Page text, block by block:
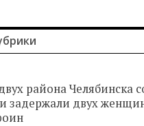
района Челябинска
задержали двух